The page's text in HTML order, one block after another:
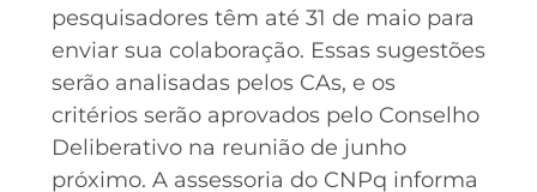
pesquisadores têm até 31 de maio para
enviar sua colaboração. Essas sugestões
serão analisadas pelos CAs, e os
critérios serão aprovados pelo Conselho
Deliberativo na reunião de junho
próximo. A assessoria do CNPq informa